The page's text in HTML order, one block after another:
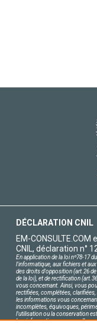
DÉCLARATION CNIL
EM-CONSULTE.COM
CNIL, déclaration n°
En application de la loi nº78-17
l'informatique, aux fichiers et
des droits d'opposition (art.26
de la loi), et de rectification
vous concernant. Ainsi, vous
rectifiées, complétées,
les informations vous
incomplètes, équivoques,
l'utilisation ou la conservation
Les informations personnelles